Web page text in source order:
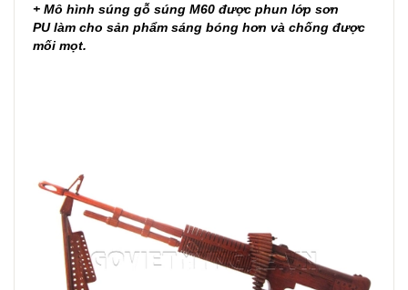
+ Mô hình súng gỗ súng M60 được phun lớp sơn
PU làm cho sản phẩm sáng bóng hơn và chống được
mối mọt.